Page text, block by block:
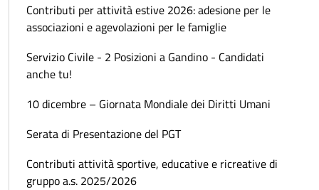
Contributi per attività estive 2026: adesione per le
associazioni e agevolazioni per le famiglie
Servizio Civile - 2 Posizioni a Gandino - Candidati
anche tu!
10 dicembre – Giornata Mondiale dei Diritti Umani
Serata di Presentazione del PGT
Contributi attività sportive, educative e ricreative di
gruppo a.s. 2025/2026